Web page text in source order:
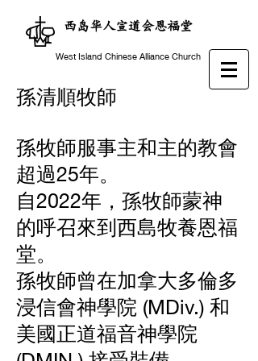
西岛华人宣道会恩福堂
West Island Chinese Alliance Church
孫清順牧師
孫牧師服事主和主的教會
超過25年。
自2022年，孫牧師蒙神
的呼召來到西島牧養恩福
堂。
孫牧師曾在加拿大多倫多
浸信會神學院 (MDiv.) 和
美國正道福音神學院